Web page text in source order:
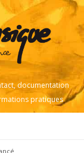
documentation
pratiques